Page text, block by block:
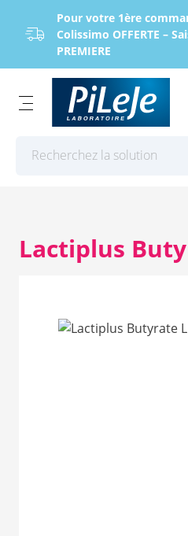
Pour votre 1ère
Colissimo OFFERTE –
PREMIERE
Lactiplus